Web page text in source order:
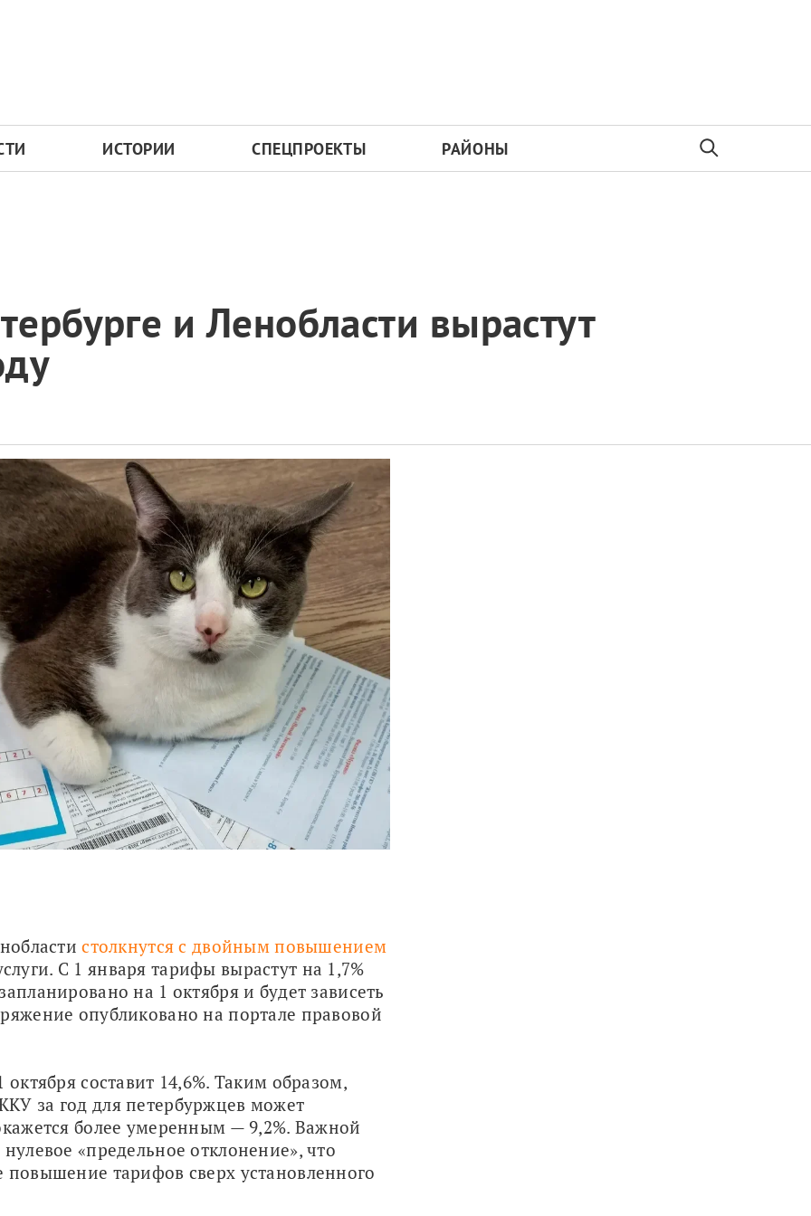
ИСТОРИИ СПЕЦПРОЕКТЫ РАЙОНЫ
и Ленобласти вырастут
столкнутся с двойным повышением
С 1 января тарифы вырастут на 1,7%
на 1 октября и будет зависеть
опубликовано на портале правовой
составит 14,6%. Таким образом,
за год для петербуржцев может
более умеренным — 9,2%. Важной
«предельное отклонение», что
повышение тарифов сверх установленного